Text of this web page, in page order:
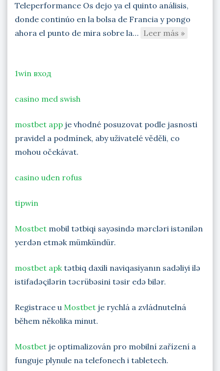
Teleperformance Os dejo ya el quinto análisis,
donde continúo en la bolsa de Francia y pongo
ahora el punto de mira sobre la… Leer más »
1win вход
casino med swish
mostbet app je vhodné posuzovat podle jasnosti
pravidel a podmínek, aby uživatelé věděli, co
mohou očekávat.
casino uden rofus
tipwin
Mostbet mobil tətbiqi sayəsində mərcləri istənilən
yerdən etmək mümkündür.
mostbet apktətbiq daxili naviqasiyanın sadəliyi ilə
istifadəçilərin təcrübəsini təsir edə bilər.
Registrace u Mostbet je rychlá a zvládnutelná
během několika minut.
Mostbet je optimalizován pro mobilní zařízení a
funguje plynule na telefonech i tabletech.